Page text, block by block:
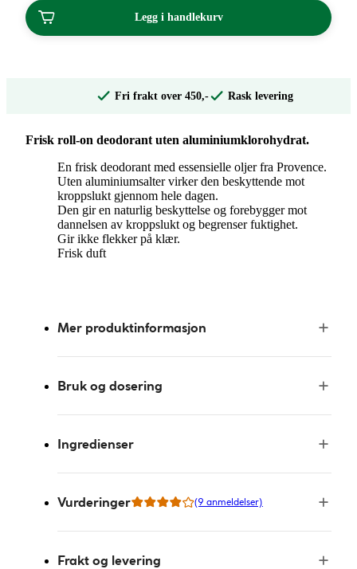
kroner.
Legg i handlekurv
Fri frakt over 450,- Rask levering
Frisk roll-on deodorant uten aluminiumklorohydrat.
En frisk deodorant med essensielle oljer fra Provence.
Uten aluminiumsalter virker den beskyttende mot
kroppslukt gjennom hele dagen.
Den gir en naturlig beskyttelse og forebygger mot
dannelsen av kroppslukt og begrenser fuktighet.
Gir ikke flekker på klær.
Frisk duft
Mer produktinformasjon
Bruk og dosering
Ingredienser
Vurderinger (9 anmeldelser)
Frakt og levering